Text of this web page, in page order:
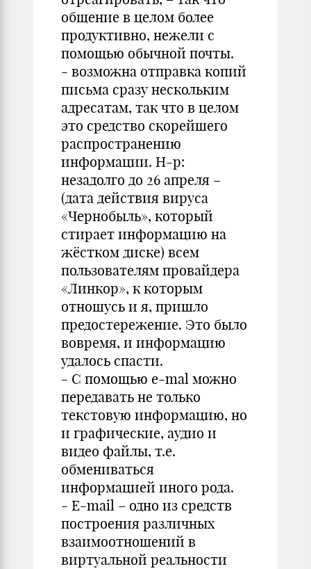
общение в целом более
продуктивно, нежели с
помощью обычной почты.
- возможна отправка копий
письма сразу нескольким
адресатам, так что в целом
это средство скорейшего
распространению
информации. Н-р:
незадолго до 26 апреля –
(дата действия вируса
«Чернобыль», который
стирает информацию на
жёстком диске) всем
пользователям провайдера
«Линкор», к которым
отношусь и я, пришло
предостережение. Это было
вовремя, и информацию
удалось спасти.
- С помощью e-mal можно
передавать не только
текстовую информацию, но
и графические, аудио и
видео файлы, т.е.
обмениваться
информацией иного рода.
- E-mail – одно из средств
построения различных
взаимоотношений в
виртуальной реальности